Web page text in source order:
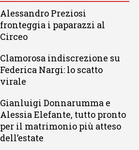
Alessandro Preziosi
fronteggia i paparazzi al
Circeo
Clamorosa indiscrezione su
Federica Nargi: lo scatto
virale
Gianluigi Donnarumma e
Alessia Elefante, tutto pronto
per il matrimonio più atteso
dell’estate